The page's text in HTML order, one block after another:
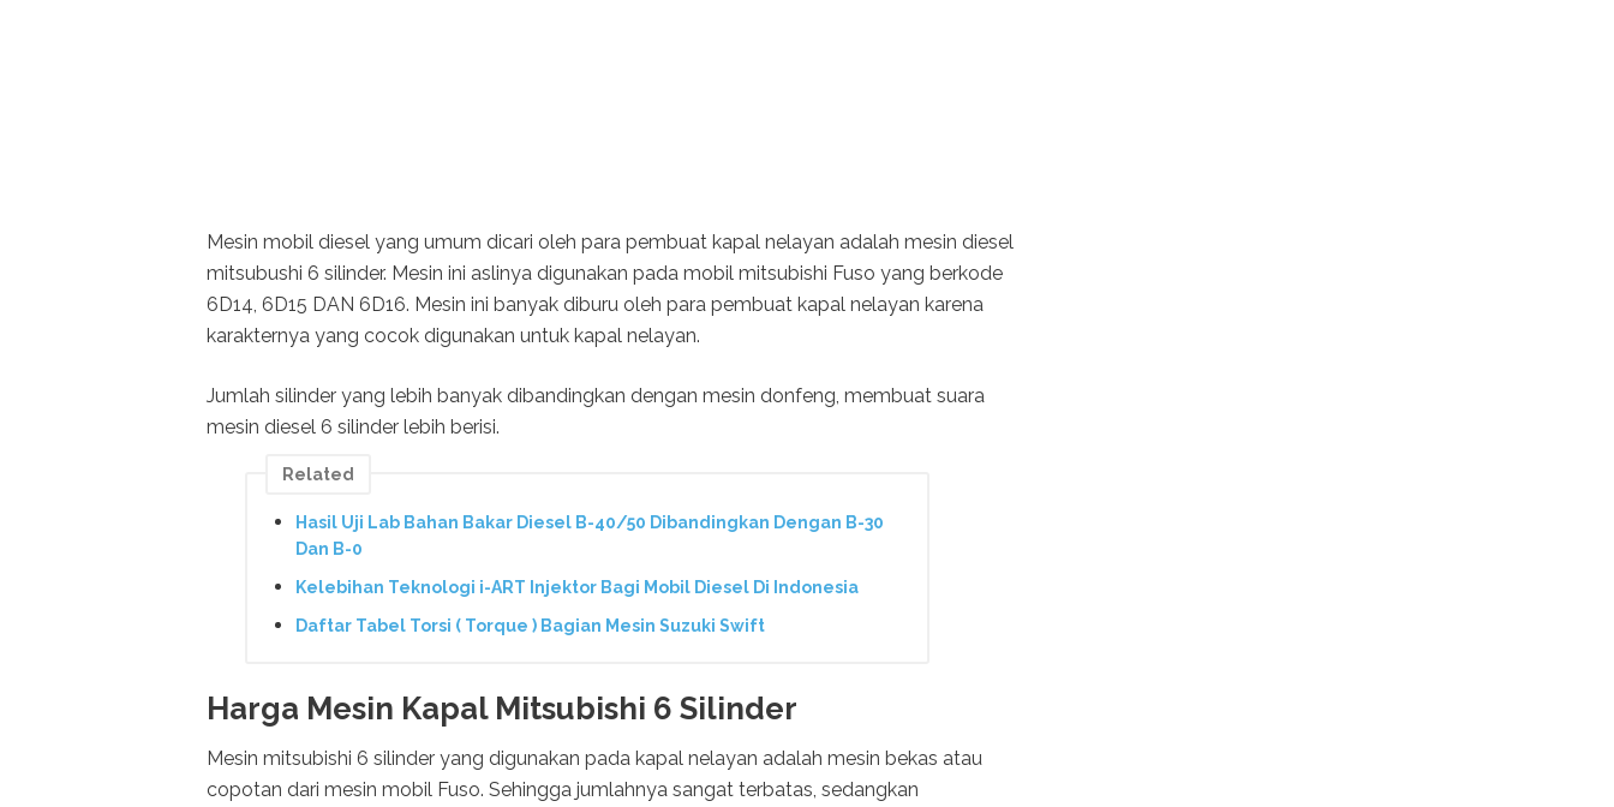
Mesin mobil diesel yang umum dicari oleh para pembuat kapal nelayan adalah mesin diesel
mitsubushi 6 silinder. Mesin ini aslinya digunakan pada mobil mitsubishi Fuso yang berkode
6D14, 6D15 DAN 6D16. Mesin ini banyak diburu oleh para pembuat kapal nelayan karena
karakternya yang cocok digunakan untuk kapal nelayan.
Jumlah silinder yang lebih banyak dibandingkan dengan mesin donfeng, membuat suara
mesin diesel 6 silinder lebih berisi.
Related
Hasil Uji Lab Bahan Bakar Diesel B-40/50 Dibandingkan Dengan B-30
Dan B-0
Kelebihan Teknologi i-ART Injektor Bagi Mobil Diesel Di Indonesia
Daftar Tabel Torsi ( Torque ) Bagian Mesin Suzuki Swift
Harga Mesin Kapal Mitsubishi 6 Silinder
Mesin mitsubishi 6 silinder yang digunakan pada kapal nelayan adalah mesin bekas atau
copotan dari mesin mobil Fuso. Sehingga jumlahnya sangat terbatas, sedangkan